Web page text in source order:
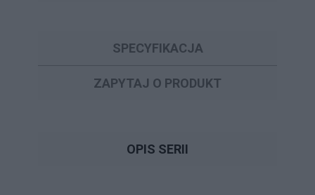
SPECYFIKACJA
ZAPYTAJ O PRODUKT
OPIS SERII